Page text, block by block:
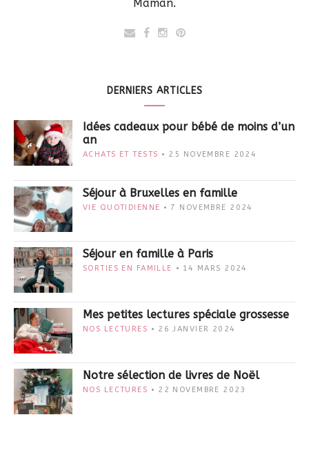
Maman.
DERNIERS ARTICLES
Idées cadeaux pour bébé de moins d’un
an
ACHATS ET TESTS 25 NOVEMBRE 2024
Séjour à Bruxelles en famille
VIE QUOTIDIENNE 7 NOVEMBRE 2024
Séjour en famille à Paris
SORTIES EN FAMILLE 14 MARS 2024
Mes petites lectures spéciale grossesse
NOS LECTURES 26 JANVIER 2024
Notre sélection de livres de Noël
NOS LECTURES 22 NOVEMBRE 2023